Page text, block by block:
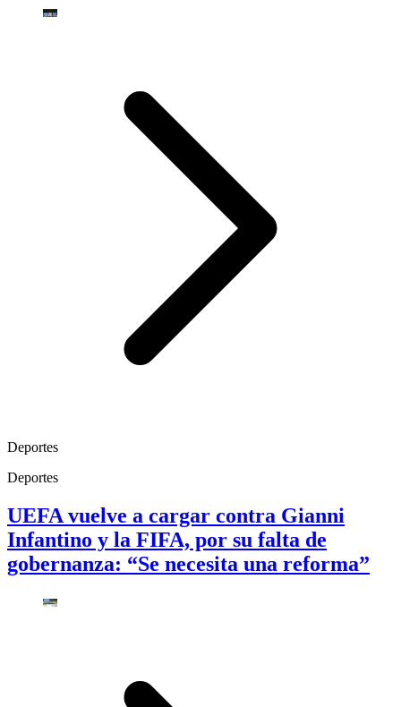
Deportes
Deportes
UEFA vuelve a cargar contra Gianni
Infantino y la FIFA, por su falta de
gobernanza: “Se necesita una reforma”